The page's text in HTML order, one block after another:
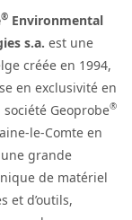
® Environmental
s.a. est une
créée en 1994,
en exclusivité en
société Geoprobe®
le-Comte en
grande
de matériel
et d’outils,